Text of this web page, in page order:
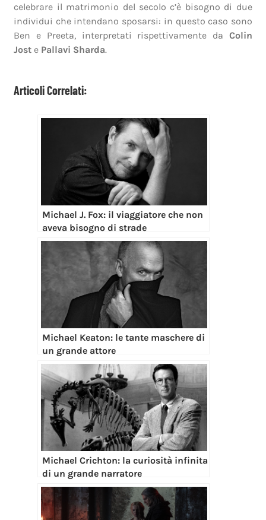
celebrare il matrimonio del secolo c’è bisogno di due
individui che intendano sposarsi: in questo caso sono
Ben e Preeta, interpretati rispettivamente da Colin
Jost e Pallavi Sharda.
Articoli Correlati:
Michael J. Fox: il viaggiatore che non
aveva bisogno di strade
Michael Keaton: le tante maschere di
un grande attore
Michael Crichton: la curiosità infinita
di un grande narratore